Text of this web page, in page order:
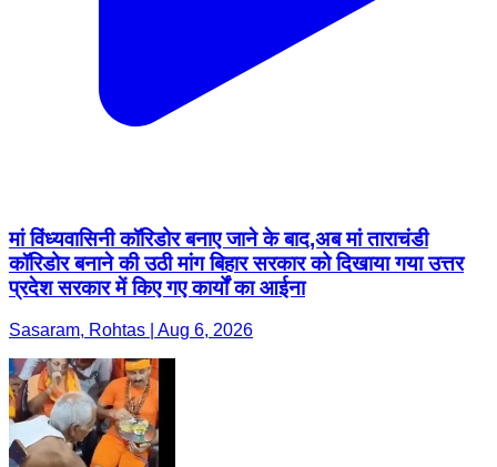
मां विंध्यवासिनी कॉरिडोर बनाए जाने के बाद,अब मां ताराचंडी
कॉरिडोर बनाने की उठी मांग बिहार सरकार को दिखाया गया उत्तर
प्रदेश सरकार में किए गए कार्यों का आईना
Sasaram, Rohtas | Aug 6, 2026